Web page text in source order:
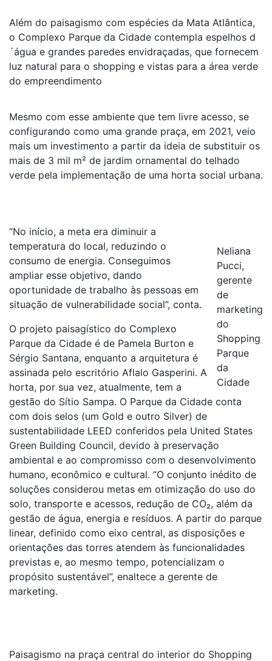
Além do paisagismo com espécies da Mata Atlântica,
o Complexo Parque da Cidade contempla espelhos d
´água e grandes paredes envidraçadas, que fornecem
luz natural para o shopping e vistas para a área verde
do empreendimento
Mesmo com esse ambiente que tem livre acesso, se
configurando como uma grande praça, em 2021, veio
mais um investimento a partir da ideia de substituir os
mais de 3 mil m² de jardim ornamental do telhado
verde pela implementação de uma horta social urbana.
Neliana
Pucci,
gerente
de
marketing
do
Shopping
Parque
da
Cidade
“No início, a meta era diminuir a
temperatura do local, reduzindo o
consumo de energia. Conseguimos
ampliar esse objetivo, dando
oportunidade de trabalho às pessoas em
situação de vulnerabilidade social”, conta.
O projeto paisagístico do Complexo
Parque da Cidade é de Pamela Burton e
Sérgio Santana, enquanto a arquitetura é
assinada pelo escritório Aflalo Gasperini. A
horta, por sua vez, atualmente, tem a
gestão do Sítio Sampa. O Parque da Cidade conta
com dois selos (um Gold e outro Silver) de
sustentabilidade LEED conferidos pela United States
Green Building Council, devido à preservação
ambiental e ao compromisso com o desenvolvimento
humano, econômico e cultural. “O conjunto inédito de
soluções considerou metas em otimização do uso do
solo, transporte e acessos, redução de CO₂, além da
gestão de água, energia e resíduos. A partir do parque
linear, definido como eixo central, as disposições e
orientações das torres atendem às funcionalidades
previstas e, ao mesmo tempo, potencializam o
propósito sustentável”, enaltece a gerente de
marketing.
Paisagismo na praça central do interior do Shopping